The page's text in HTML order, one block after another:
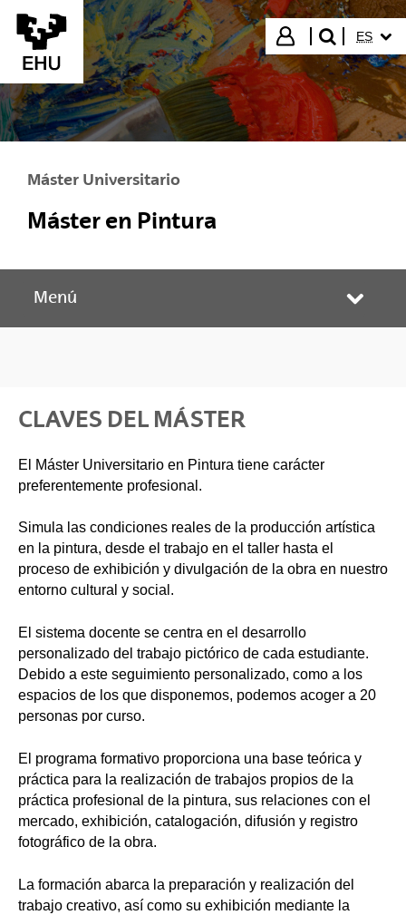
Saltar al contenido principal
Iniciar sesión
buscar"
ES
Máster Universitario
Máster en Pintura
Menú
CLAVES DEL MÁSTER
El Máster Universitario en Pintura tiene carácter
preferentemente profesional.
Simula las condiciones reales de la producción artística
en la pintura, desde el trabajo en el taller hasta el
proceso de exhibición y divulgación de la obra en nuestro
entorno cultural y social.
El sistema docente se centra en el desarrollo
personalizado del trabajo pictórico de cada estudiante.
Debido a este seguimiento personalizado, como a los
espacios de los que disponemos, podemos acoger a 20
personas por curso.
El programa formativo proporciona una base teórica y
práctica para la realización de trabajos propios de la
práctica profesional de la pintura, sus relaciones con el
mercado, exhibición, catalogación, difusión y registro
fotográfico de la obra.
La formación abarca la preparación y realización del
trabajo creativo, así como su exhibición mediante la